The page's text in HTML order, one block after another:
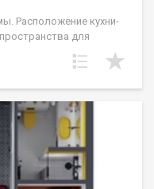
Расположение кухни-
для
окна выходят на
тихую зелёную зону.